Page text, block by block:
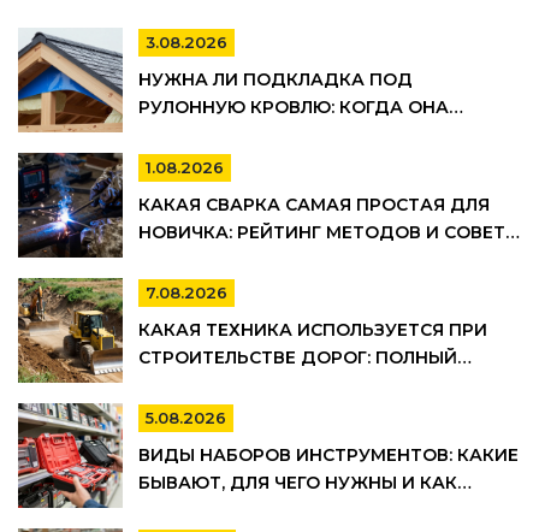
3.08.2026
НУЖНА ЛИ ПОДКЛАДКА ПОД
РУЛОННУЮ КРОВЛЮ: КОГДА ОНА
СЭКОНОМИТЬ
1.08.2026
КАКАЯ СВАРКА САМАЯ ПРОСТАЯ ДЛЯ
НОВИЧКА: РЕЙТИНГ МЕТОДОВ И СОВЕТЫ
7.08.2026
КАКАЯ ТЕХНИКА ИСПОЛЬЗУЕТСЯ ПРИ
СТРОИТЕЛЬСТВЕ ДОРОГ: ПОЛНЫЙ
5.08.2026
ВИДЫ НАБОРОВ ИНСТРУМЕНТОВ: КАКИЕ
БЫВАЮТ, ДЛЯ ЧЕГО НУЖНЫ И КАК